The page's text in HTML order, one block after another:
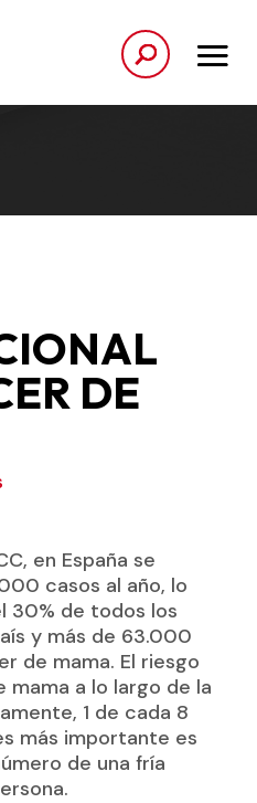
DE
en España se
casos al año, lo
30% de todos los
y más de 63.000
de mama. El riesgo
a lo largo de la
1 de cada 8
más importante es
de una fría